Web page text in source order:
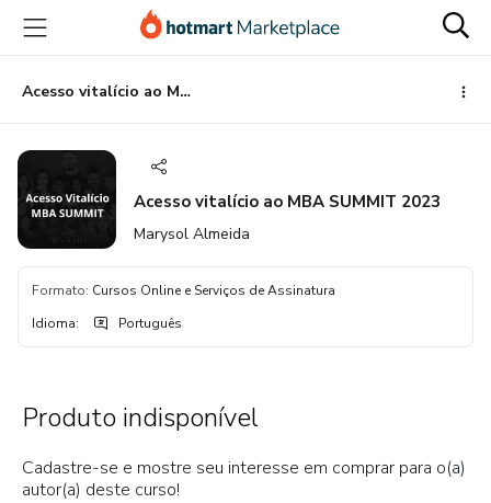
para
conteúdo
principal
para
pagamento
para
rodapé
Acesso vitalício ao MBA SUMMIT 2023
Acesso vitalício ao MBA SUMMIT 2023
Marysol Almeida
Formato: Cursos Online e Serviços de Assinatura
Idioma: Português
Produto indisponível
Cadastre-se e mostre seu interesse em comprar para o(a)
autor(a) deste curso!